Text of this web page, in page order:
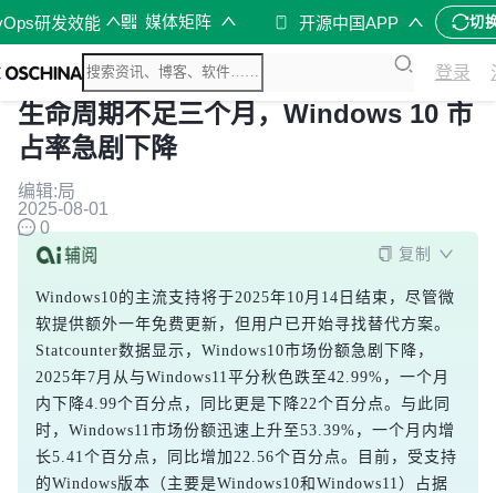
研发效能 媒体矩阵 开源中国APP 切
登录
生命周期不足三个月，Windows 10 市
占率急剧下降
编辑:局
2025-08-01
0
复制
Windows10的主流支持将于2025年10月14日结束，尽管微
软提供额外一年免费更新，但用户已开始寻找替代方案。
Statcounter数据显示，Windows10市场份额急剧下降，
2025年7月从与Windows11平分秋色跌至42.99%，一个月
内下降4.99个百分点，同比更是下降22个百分点。与此同
时，Windows11市场份额迅速上升至53.39%，一个月内增
长5.41个百分点，同比增加22.56个百分点。目前，受支持
的Windows版本（主要是Windows10和Windows11）占据